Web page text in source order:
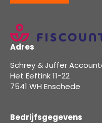
Adres
Schrey & Juffer
Het Eeftink 11-22
7541 WH Enschede
Bedrijfsgegevens